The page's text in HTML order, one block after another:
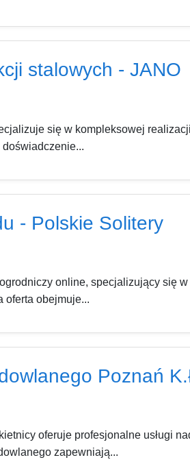
stalowych - JANO
się w kompleksowej
- Polskie Solitery
online, specjalizujący się
oferta obejmuje...
Poznań
oferuje profesjonalne usługi
zapewniają...